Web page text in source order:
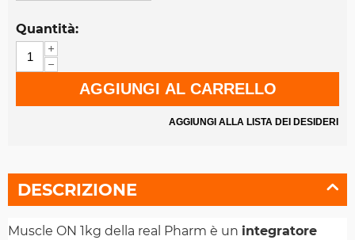
Quantità:
+
−
AGGIUNGI AL CARRELLO
AGGIUNGI ALLA LISTA DEI DESIDERI
DESCRIZIONE
Muscle ON 1kg della real Pharm è un integratore